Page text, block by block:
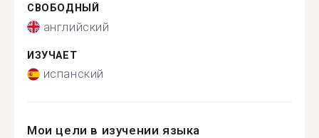
СВОБОДНЫЙ
английский
ИЗУЧАЕТ
испанский
Мои цели в изучении языка